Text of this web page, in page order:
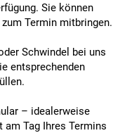
Sie können
Termin mitbringen.
Schwindel bei uns
entsprechenden
– idealerweise
Tag Ihres Termins